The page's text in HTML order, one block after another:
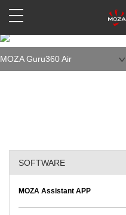
MOZA Guru360 Air
SOFTWARE
MOZA Assistant APP